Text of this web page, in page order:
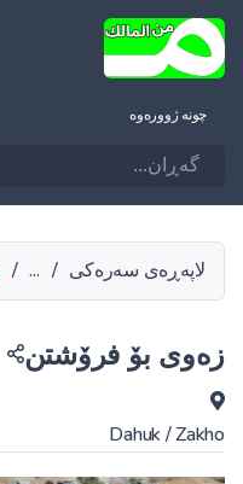
چونه‌ ژووره‌وه‌
لاپەڕەی سەرەکی /
...
/
زەوی بۆ فرۆشتن
Dahuk /Zakho